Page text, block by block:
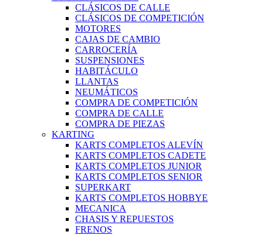
CLÁSICOS DE CALLE
CLÁSICOS DE COMPETICIÓN
MOTORES
CAJAS DE CAMBIO
CARROCERÍA
SUSPENSIONES
HABITÁCULO
LLANTAS
NEUMÁTICOS
COMPRA DE COMPETICIÓN
COMPRA DE CALLE
COMPRA DE PIEZAS
KARTING
KARTS COMPLETOS ALEVÍN
KARTS COMPLETOS CADETE
KARTS COMPLETOS JUNIOR
KARTS COMPLETOS SENIOR
SUPERKART
KARTS COMPLETOS HOBBYE
MECANICA
CHASIS Y REPUESTOS
FRENOS